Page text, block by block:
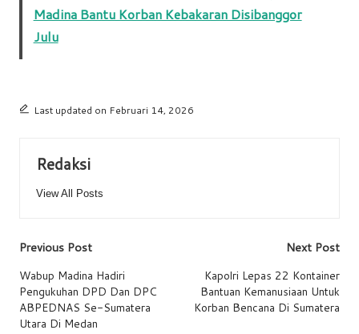
Madina Bantu Korban Kebakaran Disibanggor
Julu
Last updated on Februari 14, 2026
Redaksi
View All Posts
Post
navigation
Previous Post
Wabup Madina Hadiri
Pengukuhan DPD Dan DPC
ABPEDNAS Se-Sumatera
Utara Di Medan
Next Post
Kapolri Lepas 22 Kontainer
Bantuan Kemanusiaan Untuk
Korban Bencana Di Sumatera